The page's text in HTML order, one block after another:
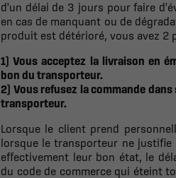
d'un délai de 3 jours pour faire
en cas de manquant ou de
produit est détérioré, vous avez 2
1) Vous acceptez la livraison en
bon du transporteur.
2) Vous refusez la commande
transporteur.
Lorsque le client prend
lorsque le transporteur ne
effectivement leur bon état, le
du code de commerce qui éteint